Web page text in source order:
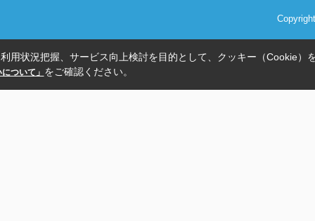
用状況把握、サービス向上検討を目的として、クッキー（Cookie）
ついて」 をご確認ください。